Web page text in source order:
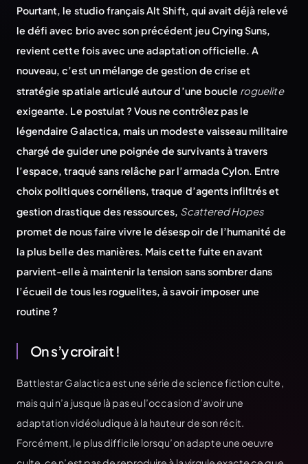
Pourtant, le studio français Alt Shift, qui avait déjà relevé
le défi avec brio avec son précédent jeu Crying Suns,
revient cette fois avec une adaptation officielle. A
nouveau, c’est un mélange de gestion de crise et
stratégie spatiale articulé autour d’une boucle roguelite
exigeante. Le postulat ? Vous ne contrôlez pas le
légendaire Galactica, mais un modeste vaisseau militaire
chargé de guider une poignée de survivants à travers
l’espace, traqué sans relâche par l’armada Cylon. Entre
choix politiques cornéliens, traque d’agents infiltrés et
gestion drastique des ressources, Scattered Hopes
promet de nous faire vivre le désespoir de l’humanité de
la plus belle des manières. Mais cette fuite en avant
parvient-elle à maintenir la tension sans sombrer dans
l’écueil de tous les roguelites, à savoir imposer une
routine ?
On s’y croirait !
Battlestar Galactica est une série de science fiction culte,
mais qui n’a jusque là pas eu l’occasion d’avoir une
adaptation vidéoludique à la hauteur de son récit.
Forcément, le plus difficile lorsqu’on adapte une oeuvre